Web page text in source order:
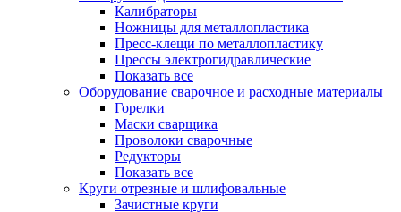
Калибраторы
Ножницы для металлопластика
Пресс-клещи по металлопластику
Прессы электрогидравлические
Показать все
Оборудование сварочное и расходные материалы
Горелки
Маски сварщика
Проволоки сварочные
Редукторы
Показать все
Круги отрезные и шлифовальные
Зачистные круги